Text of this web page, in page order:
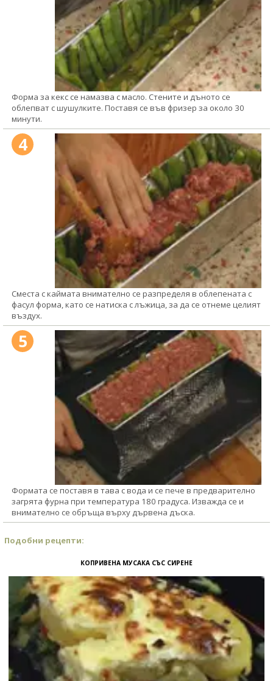
Форма за кекс се намазва с масло. Стените и дъното се
облепват с шушулките. Поставя се във фризер за около 30
минути.
4
Сместа с каймата внимателно се разпределя в облепената с
фасул форма, като се натиска с лъжица, за да се отнеме целият
въздух.
5
Формата се поставя в тава с вода и се пече в предварително
загрята фурна при температура 180 градуса. Изважда се и
внимателно се обръща върху дървена дъска.
Подобни рецепти:
КОПРИВЕНА МУСАКА СЪС СИРЕНЕ